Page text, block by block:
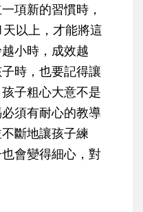
項新的習慣時，
以上，才能將這
小時，成效越
時，也要記得讓
子粗心大意不是
須有耐心的教導
斷地讓孩子練
會變得細心，對